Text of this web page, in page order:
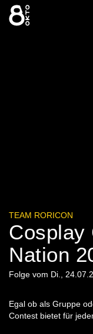
Zum
Inhalt
springen
TEAM RORICON
Cosplay
Nation
Folge vom Di.,
Egal ob als Gruppe
Contest bietet für